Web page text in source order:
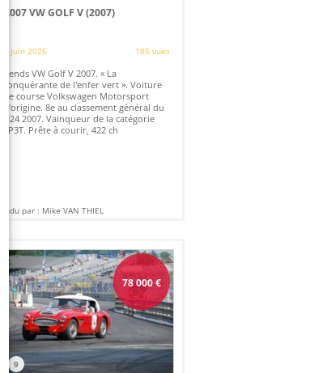
2007 VW GOLF V (2007)
4 juin 2026 185 vues
Vends VW Golf V 2007. « La
conquérante de l'enfer vert ». Voiture
de course Volkswagen Motorsport
d'origine. 8e au classement général du
N24 2007. Vainqueur de la catégorie
SP3T. Prête à courir, 422 ch
Vendu par : Mike VAN THIEL
78 000€
9